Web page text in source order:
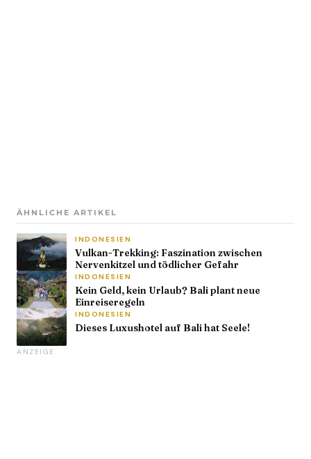
ÄHNLICHE ARTIKEL
INDONESIEN
Vulkan-Trekking: Faszination zwischen
Nervenkitzel und tödlicher Gefahr
INDONESIEN
Kein Geld, kein Urlaub? Bali plant neue
Einreiseregeln
INDONESIEN
Dieses Luxushotel auf Bali hat Seele!
ANZEIGE